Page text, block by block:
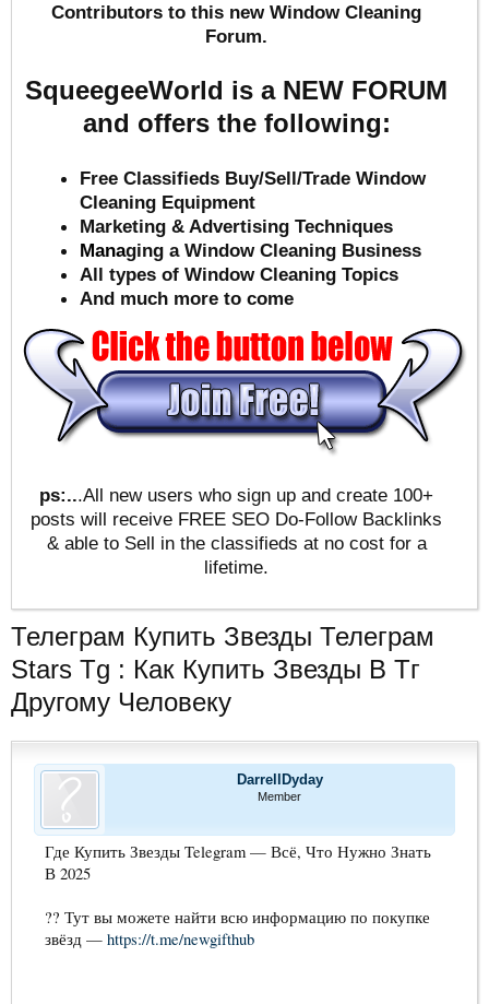
Contributors to this new Window Cleaning
Forum.
SqueegeeWorld is a NEW FORUM
and offers the following:
Free Classifieds Buy/Sell/Trade Window
Cleaning Equipment
Marketing & Advertising Techniques
Managing a Window Cleaning Business
All types of Window Cleaning Topics
And much more to come
ps:...All new users who sign up and create 100+
posts will receive FREE SEO Do-Follow Backlinks
& able to Sell in the classifieds at no cost for a
lifetime.
Телеграм Купить Звезды Телеграм
Stars Tg : Как Купить Звезды В Тг
Другому Человеку
DarrellDyday
Member
Где Купить Звезды Telegram — Всё, Что Нужно Знать
В 2025
?? Тут вы можете найти всю информацию по покупке
звёзд — https://t.me/newgifthub